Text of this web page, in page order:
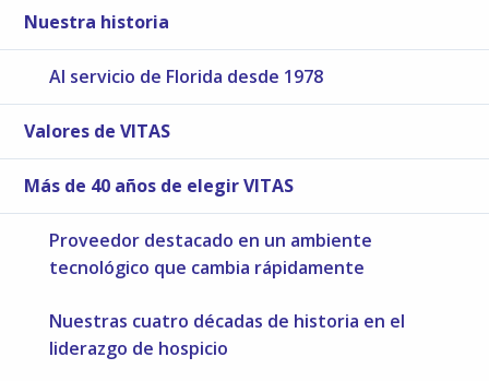
Nuestra historia
Al servicio de Florida desde 1978
Valores de VITAS
Más de 40 años de elegir VITAS
Proveedor destacado en un ambiente
tecnológico que cambia rápidamente
Nuestras cuatro décadas de historia en el
liderazgo de hospicio